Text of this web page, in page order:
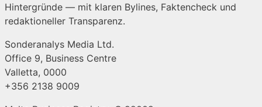
Hintergründe — mit klaren Bylines, Faktencheck und
redaktioneller Transparenz.
Sonderanalys Media Ltd.
Office 9, Business Centre
Valletta, 0000
+356 2138 9009